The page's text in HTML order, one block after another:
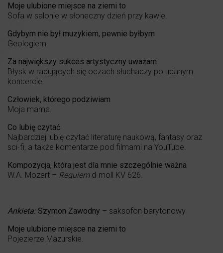
Moje ulubione miejsce na ziemi to
Sofa w salonie w słoneczny dzień przy kawie.
Gdybym nie był muzykiem, pewnie byłbym
Geologiem.
Za największy sukces artystyczny uważam
Błysk w radujących się oczach słuchaczy po udanym
koncercie.
Człowiek, którego podziwiam
Moja mama.
Co lubię czytać
Najbardziej lubię czytać literaturę naukową, fantasy oraz
sci-fi, a także komentarze pod filmami na YouTube.
Kompozycja, która jest dla mnie szczególnie ważna
W.A. Mozart – Requiemd-moll KV 626.
Ankieta:Szymon Zawodny – saksofon barytonowy
Moje ulubione miejsce na ziemi to
Pojezierze Mazurskie.